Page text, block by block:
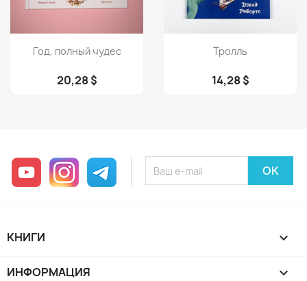
Просмотр
Год, полный чудес
20,28 $
Просмотр
Тролль
14,28 $
YouTube InstagramTelegram
КНИГИ 
ИНФОРМАЦИЯ 